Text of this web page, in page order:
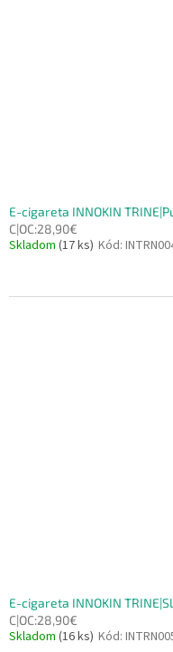
E-cigareta INNOKIN
C|OC:28,90€
Skladom (17 ks) Kód:
E-cigareta INNOKIN
C|OC:28,90€
Skladom (16 ks) Kód: